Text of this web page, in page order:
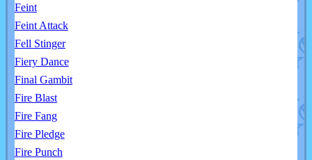
Feint
Feint Attack
Fell Stinger
Fiery Dance
Final Gambit
Fire Blast
Fire Fang
Fire Pledge
Fire Punch